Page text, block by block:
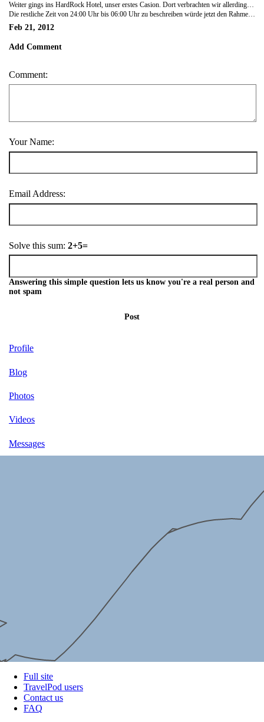
Die restliche Zeit von 24:00 Uhr bis 06:00 Uhr zu beschreiben würde jetzt den Rahmen sprengen und wahrscheinlich die meisten auch gar nicht mehr interessieren :-) Deshalb fassen wir es einfach so zusammen: Wir waren in einigen Casinos, es war hammer lustig, sehr anstrengend und teuer... Aber hat sich auf jedenfall gelohnt. Vegas rockt!
Feb 21, 2012
Add Comment
Comment:
Your Name:
Email Address:
Solve this sum: 2+5=
Answering this simple question lets us know you're a real person and
not spam
Post
Profile
Blog
Photos
Videos
Messages
Full site
TravelPod users
Contact us
FAQ